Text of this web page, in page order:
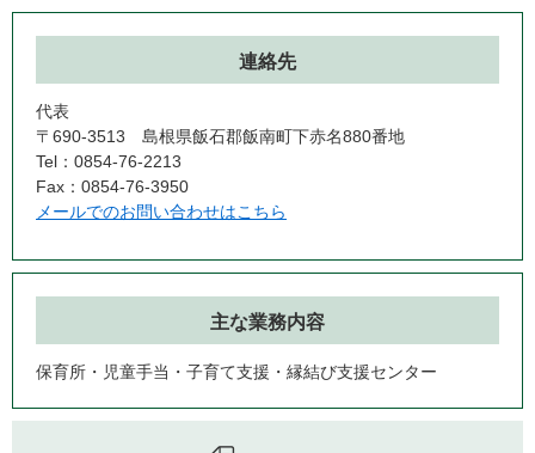
連絡先
代表
〒690-3513 島根県飯石郡飯南町下赤名880番地
Tel：0854-76-2213
Fax：0854-76-3950
メールでのお問い合わせはこちら
主な業務内容
保育所・児童手当・子育て支援・縁結び支援センター